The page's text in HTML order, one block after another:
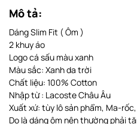
Mô tả:
Dáng Slim Fit ( Ôm )
2 khuy áo
Logo cá sấu màu xanh
Màu sắc: Xanh da trời
Chất liệu: 100% Cotton
Nhập từ : Lacoste Châu Âu
Xuất xứ: tùy lô sản phẩm, Ma-rốc,
Do là dáng ôm nên thường phải